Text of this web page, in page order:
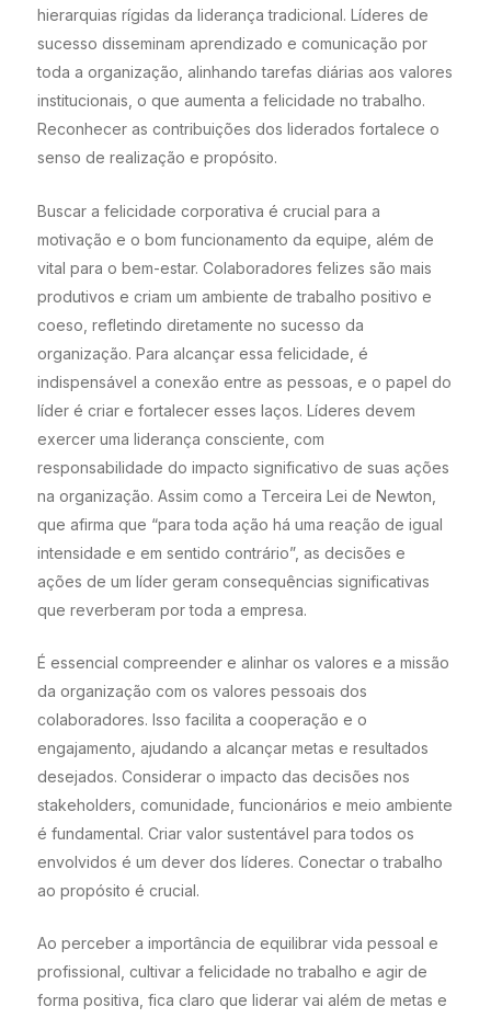
hierarquias rígidas da liderança tradicional. Líderes de
sucesso disseminam aprendizado e comunicação por
toda a organização, alinhando tarefas diárias aos valores
institucionais, o que aumenta a felicidade no trabalho.
Reconhecer as contribuições dos liderados fortalece o
senso de realização e propósito.
Buscar a felicidade corporativa é crucial para a
motivação e o bom funcionamento da equipe, além de
vital para o bem-estar. Colaboradores felizes são mais
produtivos e criam um ambiente de trabalho positivo e
coeso, refletindo diretamente no sucesso da
organização. Para alcançar essa felicidade, é
indispensável a conexão entre as pessoas, e o papel do
líder é criar e fortalecer esses laços. Líderes devem
exercer uma liderança consciente, com
responsabilidade do impacto significativo de suas ações
na organização. Assim como a Terceira Lei de Newton,
que afirma que “para toda ação há uma reação de igual
intensidade e em sentido contrário”, as decisões e
ações de um líder geram consequências significativas
que reverberam por toda a empresa.
É essencial compreender e alinhar os valores e a missão
da organização com os valores pessoais dos
colaboradores. Isso facilita a cooperação e o
engajamento, ajudando a alcançar metas e resultados
desejados. Considerar o impacto das decisões nos
stakeholders, comunidade, funcionários e meio ambiente
é fundamental. Criar valor sustentável para todos os
envolvidos é um dever dos líderes. Conectar o trabalho
ao propósito é crucial.
Ao perceber a importância de equilibrar vida pessoal e
profissional, cultivar a felicidade no trabalho e agir de
forma positiva, fica claro que liderar vai além de metas e